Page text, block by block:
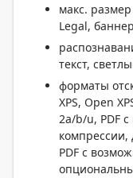
макс.
Legal,
текст,
форматы
XPS, Open
2a/b/u, PDF
PDF с